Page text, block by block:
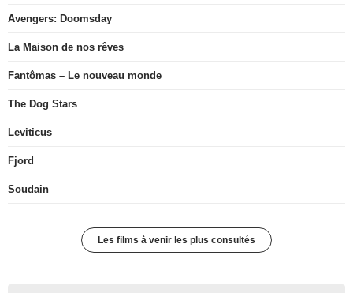
Avengers: Doomsday
La Maison de nos rêves
Fantômas – Le nouveau monde
The Dog Stars
Leviticus
Fjord
Soudain
Les films à venir les plus consultés